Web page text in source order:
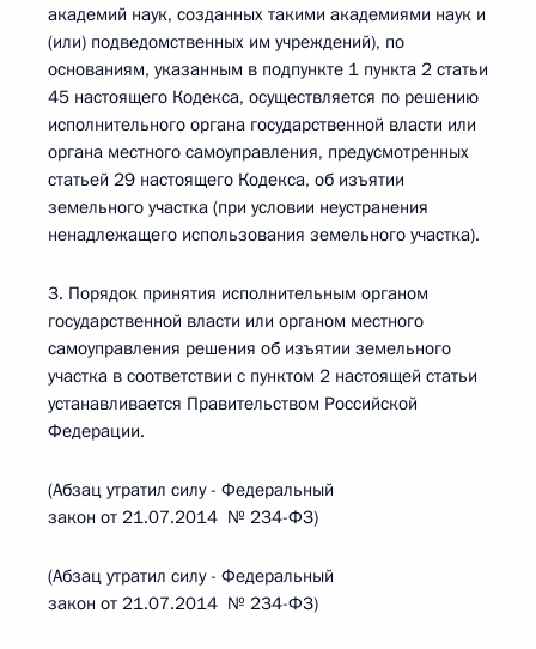
академий наук, созданных такими академиями наук и
(или) подведомственных им учреждений), по
основаниям, указанным в подпункте 1 пункта 2 статьи
45 настоящего Кодекса, осуществляется по решению
исполнительного органа государственной власти или
органа местного самоуправления, предусмотренных
статьей 29 настоящего Кодекса, об изъятии
земельного участка (при условии неустранения
ненадлежащего использования земельного участка).
3. Порядок принятия исполнительным органом
государственной власти или органом местного
самоуправления решения об изъятии земельного
участка в соответствии с пунктом 2 настоящей статьи
устанавливается Правительством Российской
Федерации.
(Абзац утратил силу - Федеральный
закон от 21.07.2014 № 234-ФЗ)
(Абзац утратил силу - Федеральный
закон от 21.07.2014 № 234-ФЗ)